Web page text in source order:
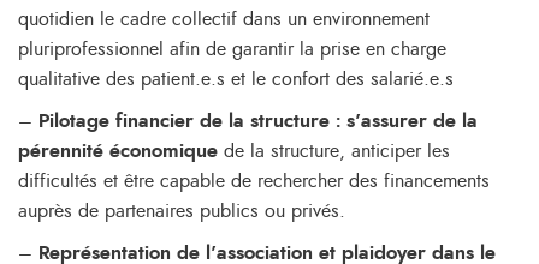
quotidien le cadre collectif dans un environnement
pluriprofessionnel afin de garantir la prise en charge
qualitative des patient.e.s et le confort des salarié.e.s
– Pilotage financier de la structure : s’assurer de la
pérennité économique de la structure, anticiper les
difficultés et être capable de rechercher des financements
auprès de partenaires publics ou privés.
– Représentation de l’association et plaidoyer dans le